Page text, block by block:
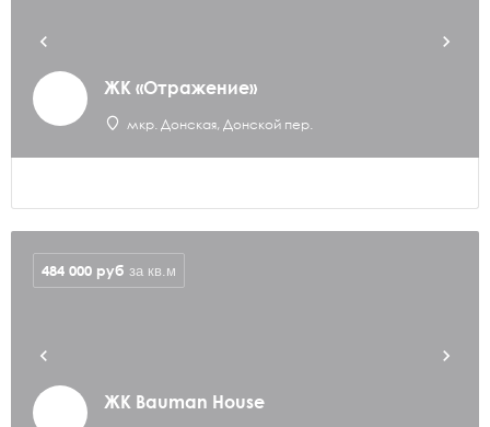
ЖК «Отражение»
мкр. Донская, Донской пер.
ЖК Bauman House
484 000 руб за кв.м